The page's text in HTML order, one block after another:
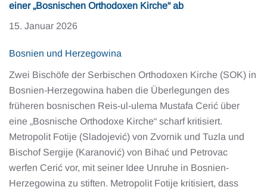
einer „Bosnischen Orthodoxen Kirche“ ab
15. Januar 2026
Bosnien und Herzegowina
Zwei Bischöfe der Serbischen Orthodoxen Kirche (SOK) in
Bosnien-Herzegowina haben die Überlegungen des
früheren bosnischen Reis-ul-ulema Mustafa Cerić über
eine „Bosnische Orthodoxe Kirche“ scharf kritisiert.
Metropolit Fotije (Sladojević) von Zvornik und Tuzla und
Bischof Sergije (Karanović) von Bihać und Petrovac
werfen Cerić vor, mit seiner Idee Unruhe in Bosnien-
Herzegowina zu stiften. Metropolit Fotije kritisiert, dass